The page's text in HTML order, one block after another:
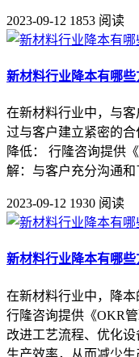
2023-09-12 1853 阅读
新材料行业降本有哪
在新材料行业中，与
过与客户建立紧密的
降低： 行隆咨询提供
解：与客户充分沟通
2023-09-12 1930 阅读
新材料行业降本有哪
在新材料行业中，降本
行隆咨询提供《OKR
改进工艺流程、优化
生产效率，从而减少